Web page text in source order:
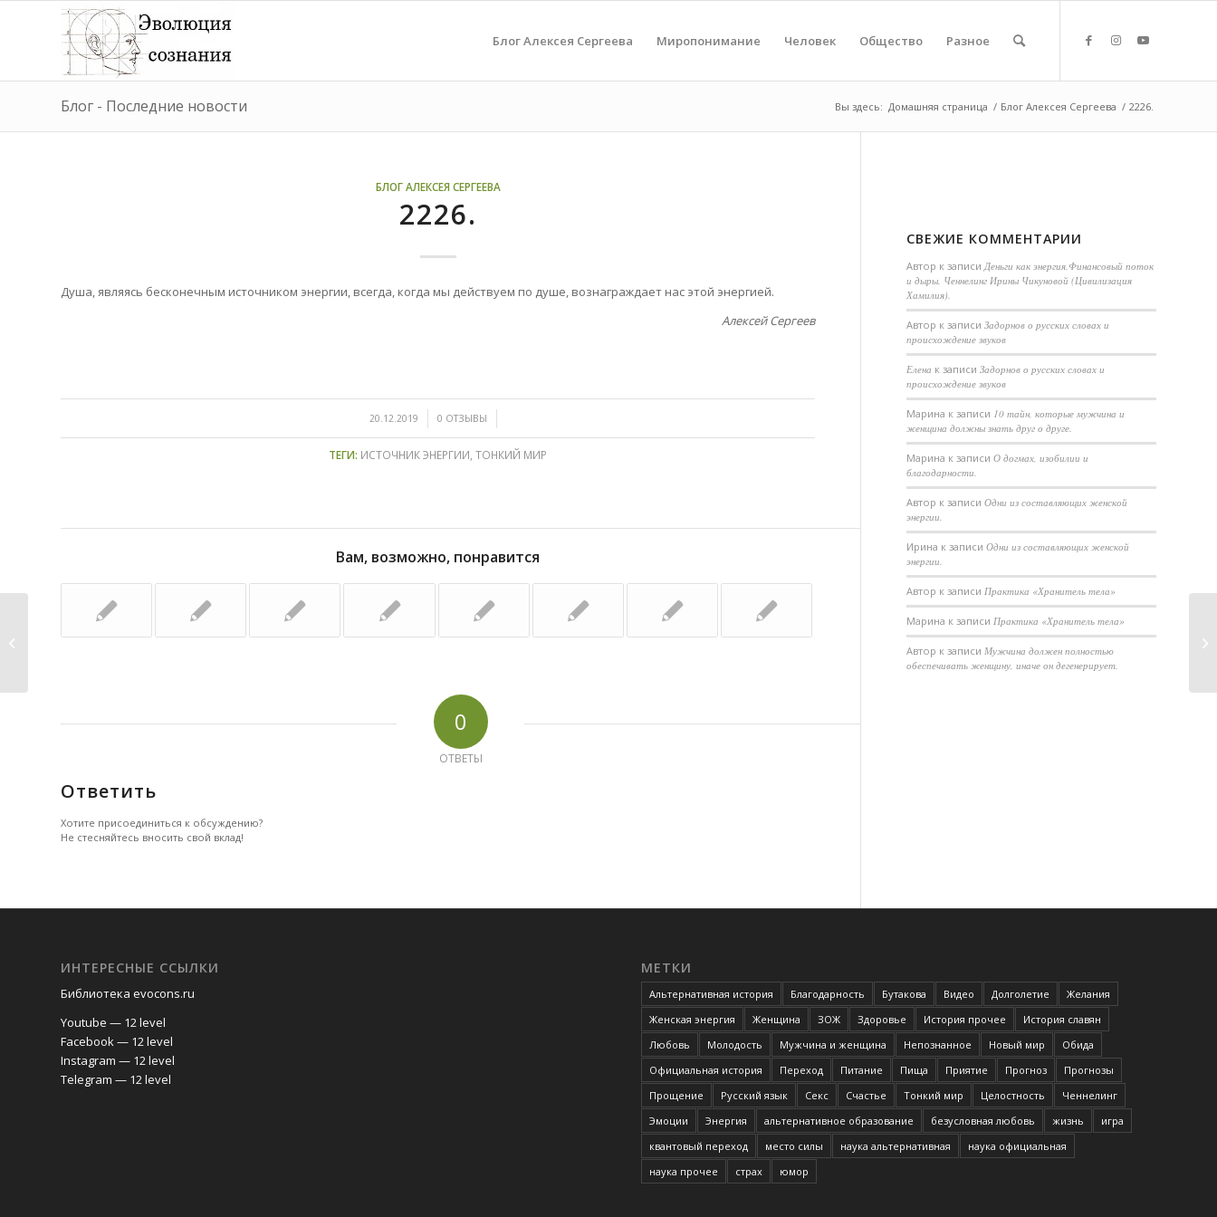
Блог Алексея Сергеева Миропонимание Человек Общество Разное
Блог - Последние новости Вы здесь: Домашняя страница / Блог Алексея Сергеева / 2226.
БЛОГ АЛЕКСЕЯ СЕРГЕЕВА
2226.
Душа, являясь бесконечным источником энергии, всегда, когда мы действуем по душе, вознаграждает нас этой энергией.
Алексей Сергеев
20.12.2019
/ 0 ОТЗЫВЫ
/
ТЕГИ: ИСТОЧНИК ЭНЕРГИИ ,ТОНКИЙ МИР
Вам, возможно, понравится
0
ОТВЕТЫ
Ответить
Хотите присоединиться к обсуждению?
Не стесняйтесь вносить свой вклад!
СВЕЖИЕ КОММЕНТАРИИ
Автор к записиДеньги как энергия.Финансовый поток
и дыры. Ченнелинг Ирины Чикуновой (Цивилизация
Хамилия).
Aвтор к записиЗадорнов о русских словах и
происхождение звуков
Елена к записиЗадорнов о русских словах и
происхождение звуков
Марина к записи 10 тайн, которые мужчина и
женщина должны знать друг о друге.
Марина к записиО догмах, изобилии и
благодарности.
Автор к записиОдни из составляющих женской
энергии.
Ирина к записиОдни из составляющих женской
энергии.
Автор к записиПрактика «Хранитель тела»
Марина к записиПрактика «Хранитель тела»
Автор к записиМужчина должен полностью
обеспечивать женщину, иначе он дегенерирует.
ИНТЕРЕСНЫЕ ССЫЛКИ
Библиотека evocons.ru
Youtube — 12 level
Facebook — 12 level
Instagram — 12 level
Telegram — 12 level
МЕТКИ
Альтернативная история Благодарность Бутакова Видео Долголетие
Желания
Женская энергия
Женщина ЗОЖ Здоровье История прочее
История славян
Любовь
Молодость Мужчина и женщина Непознанное Новый мир
Обида
Официальная история
Переход Питание Пища Приятие Прогноз
Прогнозы
Прощение
Русский язык Секс Счастье Тонкий мир Целостность
Ченнелинг
Эмоции
Энергия альтернативное образование безусловная любовь жизнь
игра
квантовый переход
место силы наука альтернативная
наука официальная
наука прочее
страх юмор